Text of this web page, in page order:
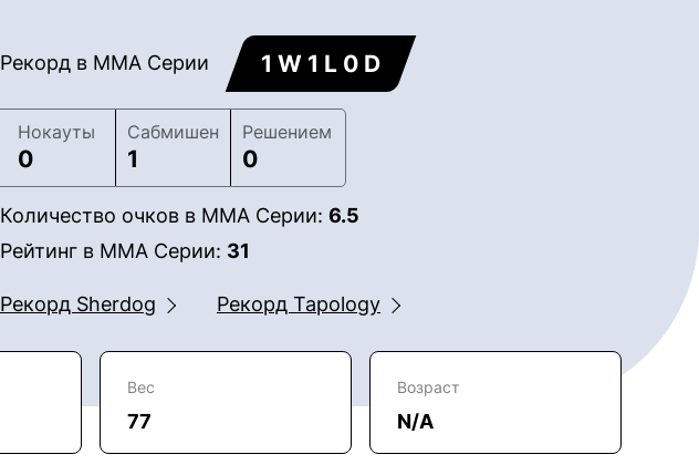
Рекорд в ММА Серии 1 W 1 L 0 D
Нокауты
0
Сабмишен
1
Решением
0
Количество очков в ММА Серии: 6.5
Рейтинг в ММА Серии: 31
Рекорд Sherdog Рекорд Tapology
Вес
77
Возраст
N/A